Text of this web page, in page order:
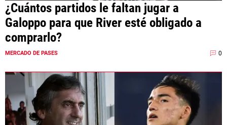
¿Cuántos partidos le faltan jugar a
Galoppo para que River esté obligado a
comprarlo?
MERCADO DE PASES 0